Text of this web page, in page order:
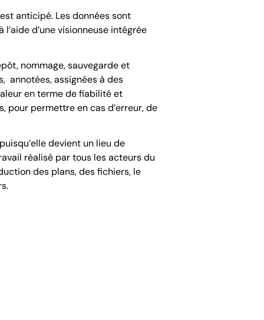
anticipé. Les données sont
d’une visionneuse intégrée
nommage, sauvegarde et
annotées, assignées à des
en terme de fiabilité et
pour permettre en cas d’erreur, de
devient un lieu de
réalisé par tous les acteurs du
des plans, des fichiers, le